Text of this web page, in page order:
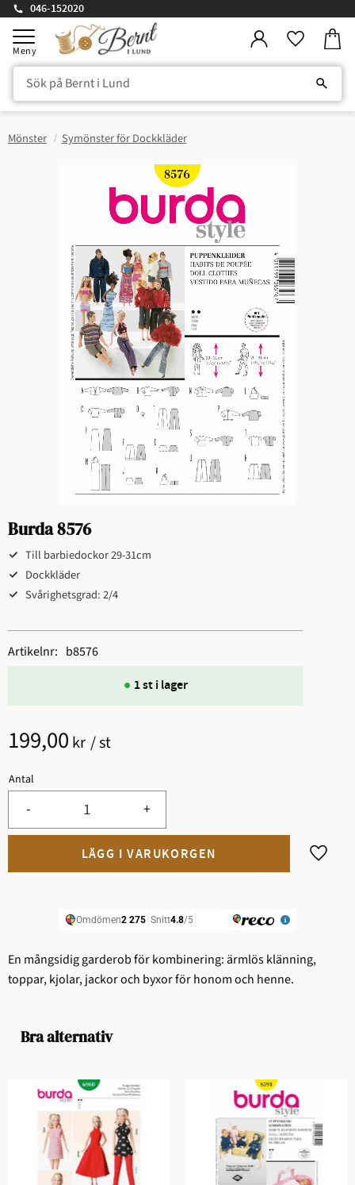
Meny
046-152020
Mönster Symönster för Dockkläder
Burda 8576
Till barbiedockor 29-31cm
Dockkläder
Svårighetsgrad: 2/4
199,00 kr /st
Antal
+
-
Lägg
1 st i lager
Artikelnr b8576
En mångsidig garderob för kombinering: ärmlös klänning,
toppar, kjolar, jackor och byxor för honom och henne.
Bra alternativ